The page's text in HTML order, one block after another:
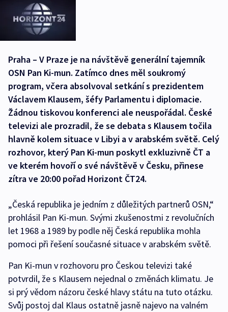
Praha – V Praze je na návštěvě generální tajemník
OSN Pan Ki-mun. Zatímco dnes měl soukromý
program, včera absolvoval setkání s prezidentem
Václavem Klausem, šéfy Parlamentu i diplomacie.
Žádnou tiskovou konferenci ale neuspořádal. České
televizi ale prozradil, že se debata s Klausem točila
hlavně kolem situace v Libyi a v arabském světě. Celý
rozhovor, který Pan Ki-mun poskytl exkluzivně ČT a
ve kterém hovoří o své návštěvě v Česku, přinese
zítra ve 20:00 pořad Horizont ČT24.
„Česká republika je jedním z důležitých partnerů OSN,“
prohlásil Pan Ki-mun. Svými zkušenostmi z revolučních
let 1968 a 1989 by podle něj Česká republika mohla
pomoci při řešení současné situace v arabském světě.
Pan Ki-mun v rozhovoru pro Českou televizi také
potvrdil, že s Klausem nejednal o změnách klimatu. Je
si prý vědom názoru české hlavy státu na tuto otázku.
Svůj postoj dal Klaus ostatně jasně najevo na valném